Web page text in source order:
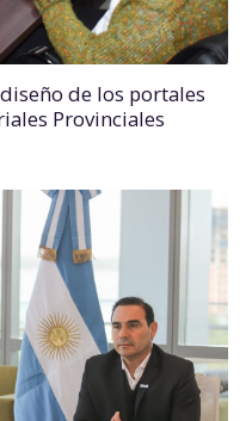
de los portales
Provinciales